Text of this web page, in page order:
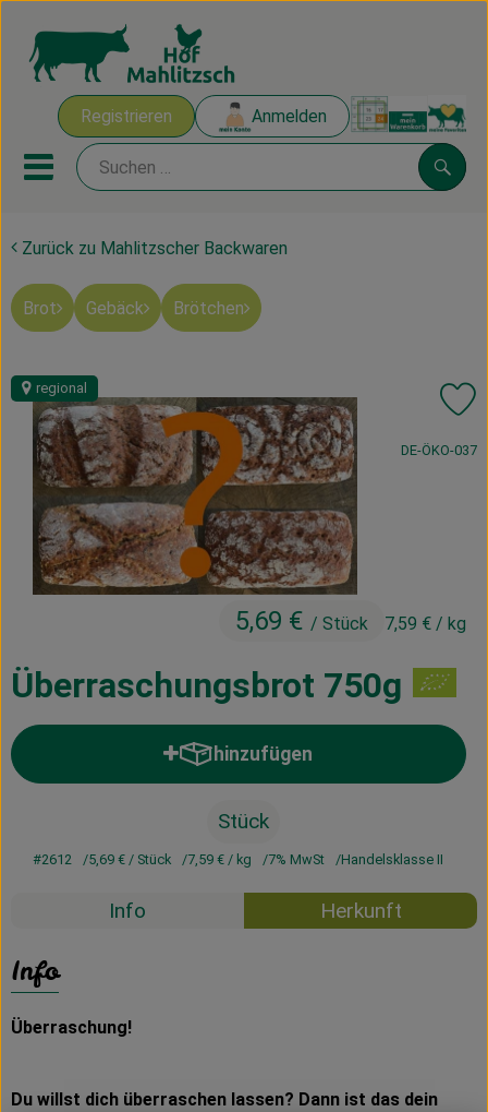
Registrieren Anmelden
Mobiles Menu öffnen oder
Ökokisten
Mahlitzscher Produkte
Ökokisten
Obst & Gemüse
Kühltheke
Vorratskammer
Über uns
Lieferservice
Zurück zu Mahlitzscher Backwaren
Brot Gebäck Brötchen
Überraschungsbrot 750g
5,69 € / Stück 7,59 € / kg
regional
,DE-ÖKO-037
hinzufügen
Produkt zum Warenkorb
Stück
#2612 5,69 € / Stück 7,59 € / kg 7% MwSt Handelsklasse II
Info Herkunft
Info
Überraschung!
Du willst dich überraschen lassen? Dann ist das dein